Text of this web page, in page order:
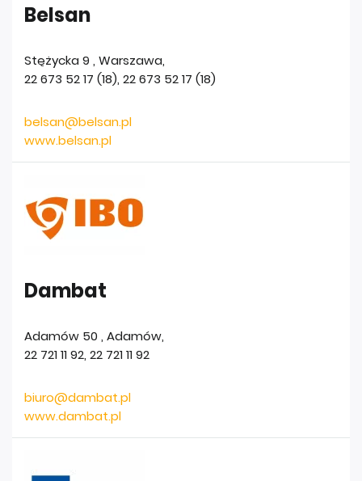
Belsan
Stężycka 9 , Warszawa,
22 673 52 17 (18), 22 673 52 17 (18)
belsan@belsan.pl
www.belsan.pl
Dambat
Adamów 50 , Adamów,
22 721 11 92, 22 721 11 92
biuro@dambat.pl
www.dambat.pl